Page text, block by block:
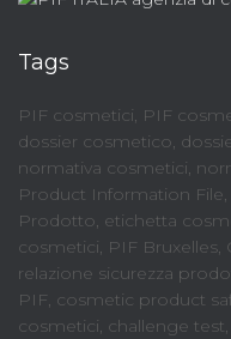
Tags
PIF cosmetici, PIF
dossier cosmetico,
normativa cosmetici,
Product Information
Prodotto, etichetta
cosmetici, PIF Bruxelles,
relazione sicurezza
PIF, cosmetic product
cosmetici, challenge